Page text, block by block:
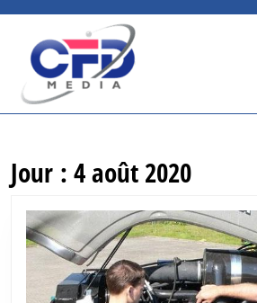
content
Jour : 4 août 2020